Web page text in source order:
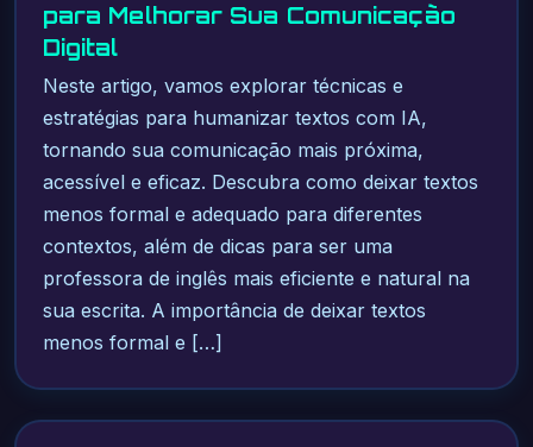
para Melhorar Sua Comunicação
Digital
Neste artigo, vamos explorar técnicas e
estratégias para humanizar textos com IA,
tornando sua comunicação mais próxima,
acessível e eficaz. Descubra como deixar textos
menos formal e adequado para diferentes
contextos, além de dicas para ser uma
professora de inglês mais eficiente e natural na
sua escrita. A importância de deixar textos
menos formal e […]